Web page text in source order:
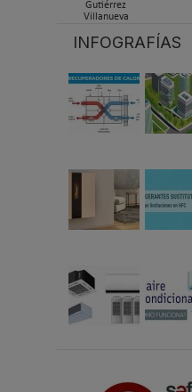
Gutiérrez
Villanueva
INFOGRAFÍAS